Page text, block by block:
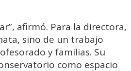
afirmó. Para la directora,
sino de un trabajo
y familias. Su
como espacio